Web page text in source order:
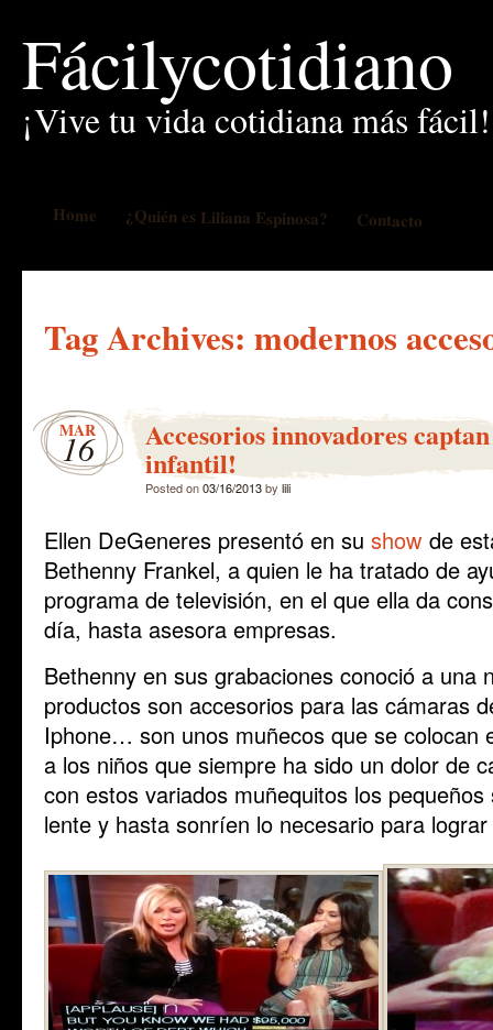
Fácilycotidiano
¡Vive tu vida cotidiana más fácil!
Home ¿Quién es Liliana Espinosa? Contacto
Tag Archives: modernos
MAR
16 Accesorios innovadores
infantil!
Posted on03/16/2013by lili
Ellen DeGeneres presentó en su show de
Bethenny Frankel, a quien le ha tratado de
programa de televisión, en el que ella da
día, hasta asesora empresas.
Bethenny en sus grabaciones conoció a una
productos son accesorios para las cámaras
Iphone… son unos muñecos que se colocan
a los niños que siempre ha sido un dolor de
con estos variados muñequitos los
lente y hasta sonríen lo necesario para